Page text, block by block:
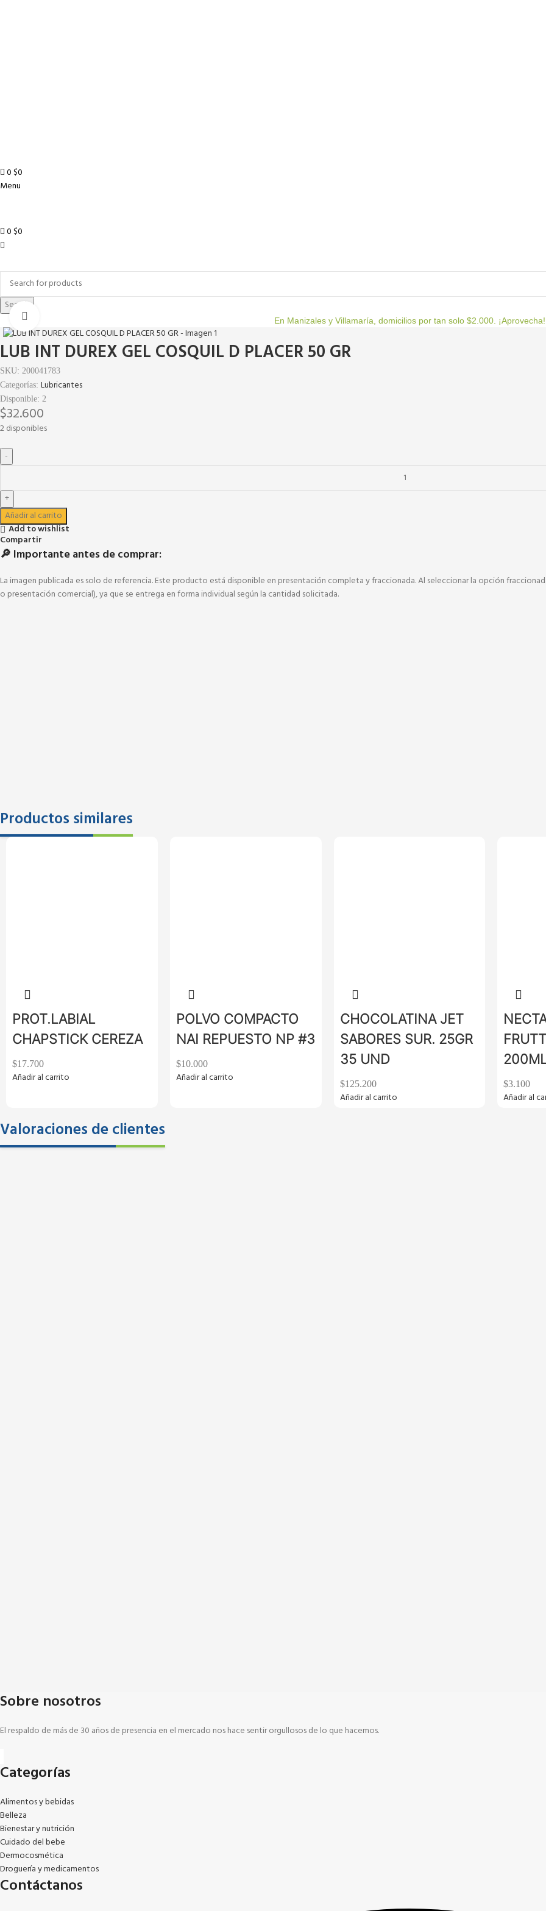
0$0
Menu
0$0
Search
En Manizales y Villamaría, domicilios por tan solo $2.000. ¡Aprovecha!
LUB INT DUREX GEL COSQUIL D PLACER 50 GR
SKU: 200041783
Categorías: Lubricantes
Disponible: 2
$32.600
2 disponibles
Añadir al carrito
Add to wishlist
Compartir
🔎 Importante antes de comprar:
La imagen publicada es solo de referencia. Este producto está disponible en presentación completa y fraccionada. Al seleccionar la opción
o presentación comercial), ya que se entrega en forma individual según la cantidad solicitada.
Productos similares
PROT.LABIAL
CHAPSTICK CEREZA
$17.700
Añadir al carrito
POLVO COMPACTO
NAI REPUESTO NP #3
$10.000
Añadir al carrito
CHOCOLATINA JET
SABORES SUR. 25GR
35 UND
$125.200
Añadir al carrito
$3.100
Añadir al
Valoraciones de clientes
Sobre nosotros
El respaldo de más de 30 años de presencia en el mercado nos hace sentir orgullosos de lo que hacemos.
Categorías
Alimentos y bebidas
Belleza
Bienestar y nutrición
Cuidado del bebe
Dermocosmética
Droguería y medicamentos
Contáctanos